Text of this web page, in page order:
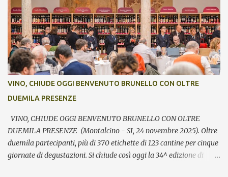
VINO, CHIUDE OGGI BENVENUTO BRUNELLO CON OLTRE
DUEMILA PRESENZE
VINO, CHIUDE OGGI BENVENUTO BRUNELLO CON OLTRE
DUEMILA PRESENZE (Montalcino - SI, 24 novembre 2025). Oltre
duemila partecipanti, più di 370 etichette di 123 cantine per cinque
giornate di degustazioni. Si chiude così oggi la 34^ edizione di